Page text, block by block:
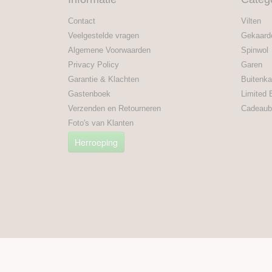
Contact
Veelgestelde vragen
Algemene Voorwaarden
Privacy Policy
Garantie & Klachten
Gastenboek
Verzenden en Retourneren
Foto's van Klanten
Herroeping
Vilten
Spinwol
Garen
Limited